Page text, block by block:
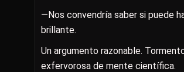
—Nos convendría saber si puede
brillante.
Un argumento razonable.
exfervorosa de mente científica.